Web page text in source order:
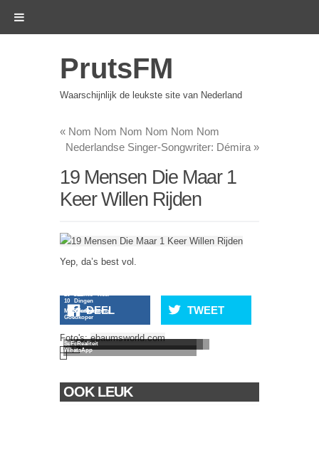
PrutsFM
Waarschijnlijk de leukste site van Nederland
« Nom Nom Nom Nom Nom Nom
Nederlandse Singer-Songwriter: Démira »
19 Mensen Die Maar 1
Keer Willen Rijden
Yep, da’s best vol.
DEEL TWEET
Foto's:ebaumsworld.com
20 Slechte
Momenten
Selfie
19 Dieren
Foto's
19 Keer
Verwachting
Realiteit
10 Dingen
Goedkoper
Dan
WhatsApp
OOK LEUK